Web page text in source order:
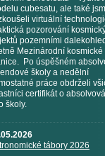
cubesatu, ale také
virtuální
pozorování
pozemními
Mezinárodní kosmické
Po úspěšném
školy a nedělní
práce obdrželi
certifikát o
školy.
tábory 2026